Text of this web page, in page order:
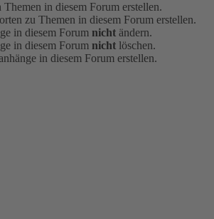
Themen in diesem Forum erstellen.
zu Themen in diesem Forum erstellen.
in diesem Forum nicht ändern.
in diesem Forum nicht löschen.
in diesem Forum erstellen.